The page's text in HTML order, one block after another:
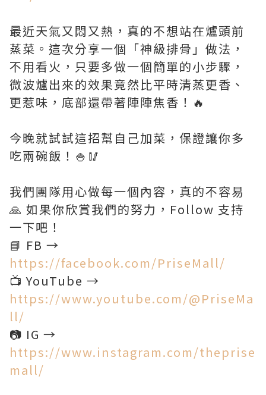
最近天氣又悶又熱，真的不想站在爐頭前
蒸菜。這次分享一個「神級排骨」做法，
不用看火，只要多做一個簡單的小步驟，
微波爐出來的效果竟然比平時清蒸更香、
更惹味，底部還帶著陣陣焦香！🔥
今晚就試試這招幫自己加菜，保證讓你多
吃兩碗飯！🍚🥢
我們團隊用心做每一個內容，真的不容易
🙏 如果你欣賞我們的努力，Follow 支持
一下吧！
📘 FB →
https://facebook.com/PriseMall/
📺 YouTube →
https://www.youtube.com/@PriseMa
ll/
📷 IG →
https://www.instagram.com/theprise
mall/